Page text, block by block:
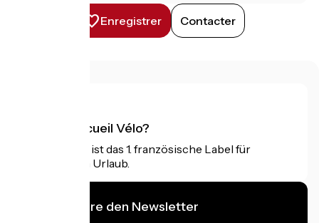
Enregistrer Contacter
Was ist Accueil Vélo?
Accueil Vélo ist das 1. französische Label für
Radfahrer im Urlaub.
Ich abonniere den Newsletter